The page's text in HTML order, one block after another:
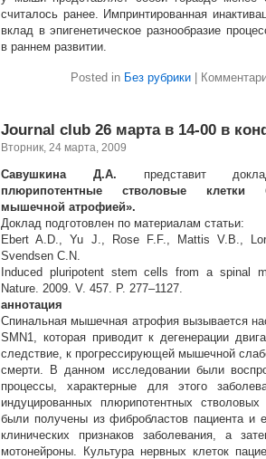
считалось ранее. Импринтированная
вклад в эпигенетическое разнообразие
в раннем развитии.
Posted in Без рубрики
Journal club 26 марта в 14-00 в
Вторник, 24 марта, 2009
Савушкина Д.А. представит
плюрипотентные стволовые клетки
мышечной атрофией».
Доклад подготовлен по материалам статьи:
Ebert A.D., Yu J., Rose F.F., Mattis V.B.,
Svendsen C.N.
Induced pluripotent stem cells from a spinal
Nature. 2009. V. 457. P. 277–1127.
аннотация
Спинальная мышечная атрофия вызывается
SMN1, которая приводит к дегенерации
следствие, к прогрессирующей мышечной
смерти. В данном исследовании были
процессы, характерные для этого
индуцированных плюрипотентных
были получены из фибробластов пациента и
клинических признаков заболевания, а
мотонейроны. Культура нервных клеток